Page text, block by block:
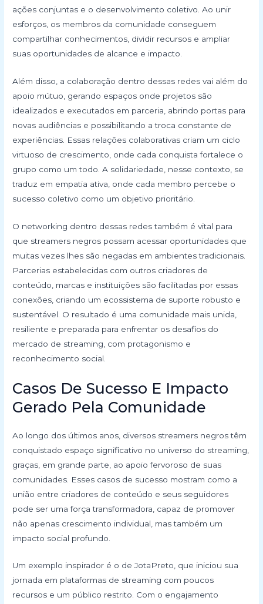
ações conjuntas e o desenvolvimento coletivo. Ao unir
esforços, os membros da comunidade conseguem
compartilhar conhecimentos, dividir recursos e ampliar
suas oportunidades de alcance e impacto.
Além disso, a colaboração dentro dessas redes vai além do
apoio mútuo, gerando espaços onde projetos são
idealizados e executados em parceria, abrindo portas para
novas audiências e possibilitando a troca constante de
experiências. Essas relações colaborativas criam um ciclo
virtuoso de crescimento, onde cada conquista fortalece o
grupo como um todo. A solidariedade, nesse contexto, se
traduz em empatia ativa, onde cada membro percebe o
sucesso coletivo como um objetivo prioritário.
O networking dentro dessas redes também é vital para
que streamers negros possam acessar oportunidades que
muitas vezes lhes são negadas em ambientes tradicionais.
Parcerias estabelecidas com outros criadores de
conteúdo, marcas e instituições são facilitadas por essas
conexões, criando um ecossistema de suporte robusto e
sustentável. O resultado é uma comunidade mais unida,
resiliente e preparada para enfrentar os desafios do
mercado de streaming, com protagonismo e
reconhecimento social.
Casos De Sucesso E Impacto
Gerado Pela Comunidade
Ao longo dos últimos anos, diversos streamers negros têm
conquistado espaço significativo no universo do streaming,
graças, em grande parte, ao apoio fervoroso de suas
comunidades. Esses casos de sucesso mostram como a
união entre criadores de conteúdo e seus seguidores
pode ser uma força transformadora, capaz de promover
não apenas crescimento individual, mas também um
impacto social profundo.
Um exemplo inspirador é o de JotaPreto, que iniciou sua
jornada em plataformas de streaming com poucos
recursos e um público restrito. Com o engajamento